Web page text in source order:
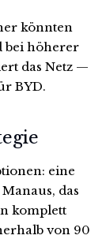
könnten
bei höherer
das Netz —
BYD.
eine
das
komplett
von 90